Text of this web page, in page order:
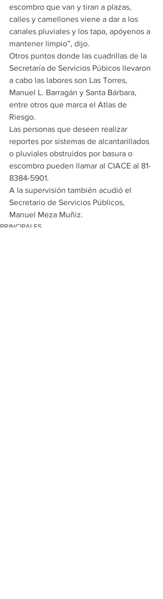
escombro que van y tiran a plazas,
calles y camellones viene a dar a los
canales pluviales y los tapa, apóyenos a
mantener limpio”, dijo.
Otros puntos donde las cuadrillas de la
Secretaría de Servicios Púbicos llevaron
a cabo las labores son Las Torres,
Manuel L. Barragán y Santa Bárbara,
entre otros que marca el Atlas de
Riesgo.
Las personas que deseen realizar
reportes por sistemas de alcantarillados
o pluviales obstruidos por basura o
escombro pueden llamar al CIACE al 81-
8384-5901.
A la supervisión también acudió el
Secretario de Servicios Públicos,
Manuel Meza Muñiz.
PRINCIPALES